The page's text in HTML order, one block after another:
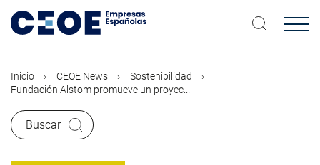
contenido
Inicio CEOE News
Sostenibilidad
Fundación Alstom promueve un proyec...
Buscar